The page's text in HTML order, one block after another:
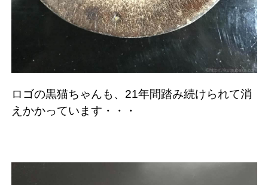
ロゴの黒猫ちゃんも、21年間踏み続けられて消
えかかっています・・・